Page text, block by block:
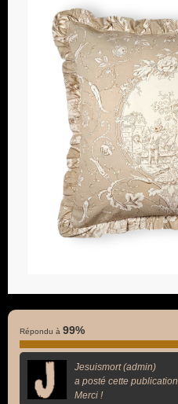
Répondu à 99%
Jesuismort (admin)
a posté cette publication
Merci !